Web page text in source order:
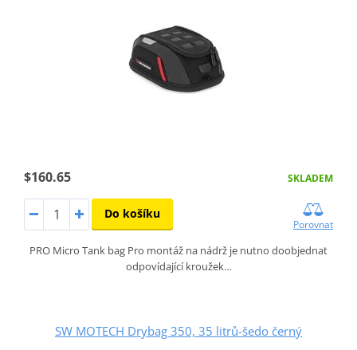
$160.65 SKLADEM
Do košíku
Porovnat
PRO Micro Tank bag Pro montáž na nádrž je nutno doobjednat
odpovídající kroužek…
SW MOTECH Drybag 350, 35 litrů-šedo černý